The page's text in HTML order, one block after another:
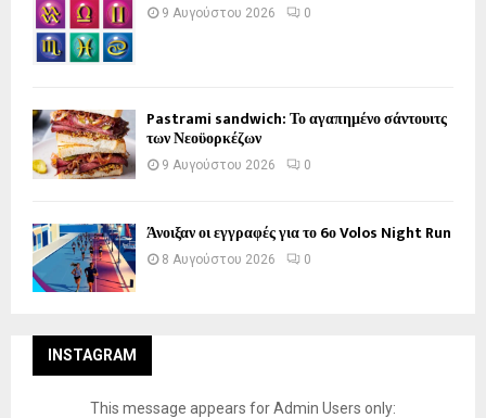
9 Αυγούστου 2026 0
Pastrami sandwich: Το αγαπημένο σάντουιτς
των Νεοϋορκέζων
9 Αυγούστου 2026 0
Άνοιξαν οι εγγραφές για το 6ο Volos Night Run
8 Αυγούστου 2026 0
INSTAGRAM
This message appears for Admin Users only: